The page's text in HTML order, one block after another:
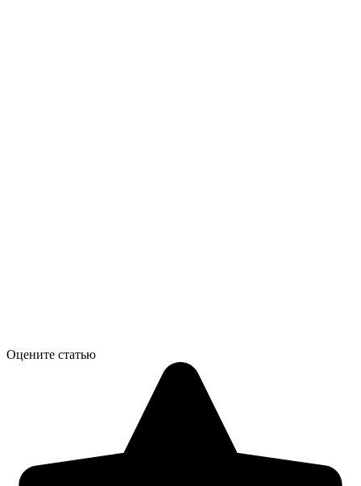
Оцените статью